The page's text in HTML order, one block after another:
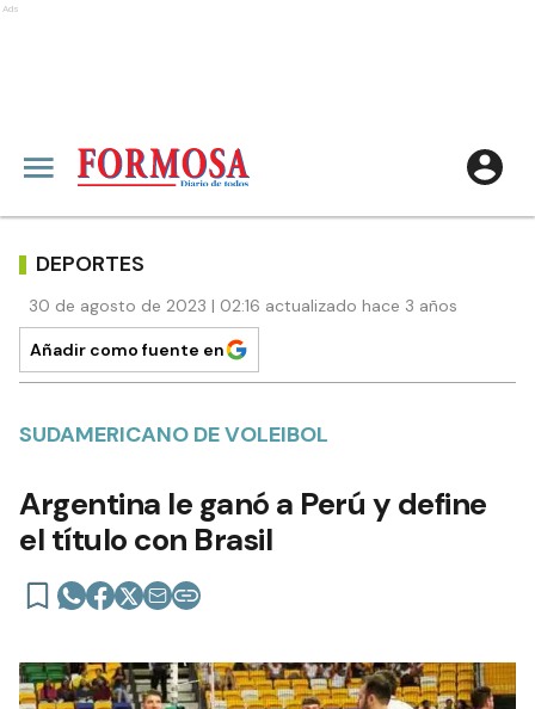
Ads
DEPORTES
30 de agosto de 2023 | 02:16 actualizado hace 3 años
Añadir como fuente en
SUDAMERICANO DE VOLEIBOL
Argentina le ganó a Perú y define
el título con Brasil